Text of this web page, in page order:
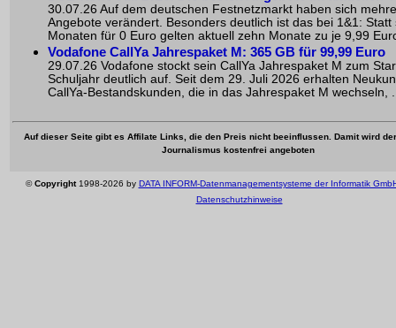
30.07.26 Auf dem deutschen Festnetzmarkt haben sich
Angebote verändert. Besonders deutlich ist das bei 1&1: Statt
Monaten für 0 Euro gelten aktuell zehn Monate zu je 9,99
Vodafone CallYa Jahrespaket M: 365 GB für 99,99 Euro
29.07.26 Vodafone stockt sein CallYa Jahrespaket M zum
Schuljahr deutlich auf. Seit dem 29. Juli 2026 erhalten
CallYa-Bestandskunden, die in das Jahrespaket M wechseln,
Auf dieser Seite gibt es Affilate Links, die den Preis nicht beeinflussen. Damit wird
Journalismus kostenfrei angeboten
©Copyright1998-2026 by DATA INFORM-Datenmanagementsysteme der Informatik
Datenschutzhinweise